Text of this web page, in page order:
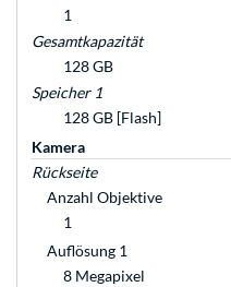
1
Gesamtkapazität
128 GB
Speicher 1
128 GB [Flash]
Kamera
Rückseite
Anzahl Objektive
1
Auflösung 1
8 Megapixel